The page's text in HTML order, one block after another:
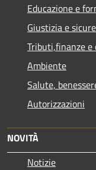
Educazione e
Giustizia e
Tributi,finanze
Ambiente
Salute,
Autorizzazioni
NOVITÀ
Notizie